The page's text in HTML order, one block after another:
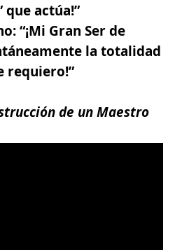
que actúa!”
“¡Mi Gran Ser de
la totalidad
requiero!”
de un Maestro